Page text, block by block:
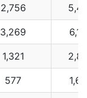
2,756
3,269
1,321
577